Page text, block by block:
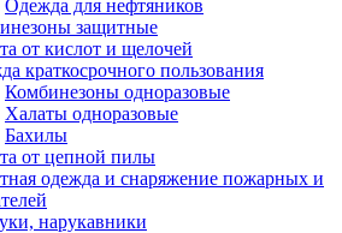
Одежда для нефтяников
защитные
от кислот и щелочей
краткосрочного пользования
Комбинезоны одноразовые
Халаты одноразовые
Бахилы
от цепной пилы
одежда и снаряжение пожарных и
нарукавники